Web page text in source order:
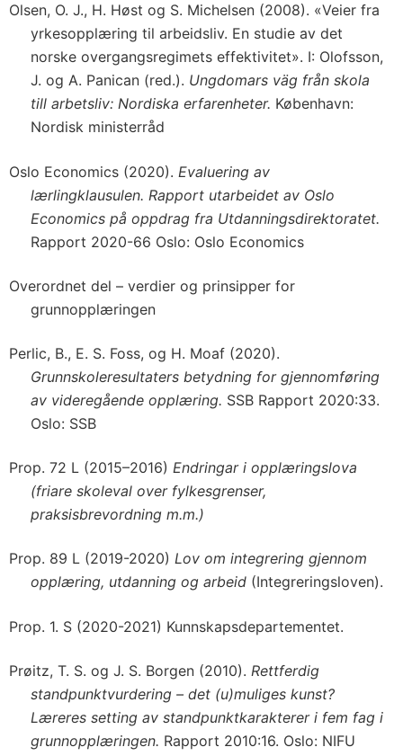
Olsen, O. J., H. Høst og S. Michelsen (2008). «Veier fra
yrkesopplæring til arbeidsliv. En studie av det
norske overgangsregimets effektivitet». I: Olofsson,
J. og A. Panican (red.). Ungdomars väg från skola
till arbetsliv: Nordiska erfarenheter. København:
Nordisk ministerråd
Oslo Economics (2020). Evaluering av
lærlingklausulen. Rapport utarbeidet av Oslo
Economics på oppdrag fra Utdanningsdirektoratet.
Rapport 2020-66 Oslo: Oslo Economics
Overordnet del – verdier og prinsipper for
grunnopplæringen
Perlic, B., E. S. Foss, og H. Moaf (2020).
Grunnskoleresultaters betydning for gjennomføring
av videregående opplæring. SSB Rapport 2020:33.
Oslo: SSB
Prop. 72 L (2015–2016) Endringar i opplæringslova
(friare skoleval over fylkesgrenser,
praksisbrevordning m.m.)
Prop. 89 L (2019-2020) Lov om integrering gjennom
opplæring, utdanning og arbeid (Integreringsloven).
Prop. 1. S (2020-2021) Kunnskapsdepartementet.
Prøitz, T. S. og J. S. Borgen (2010). Rettferdig
standpunktvurdering – det (u)muliges kunst?
Læreres setting av standpunktkarakterer i fem fag i
grunnopplæringen. Rapport 2010:16. Oslo: NIFU